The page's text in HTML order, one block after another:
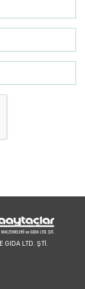
GIDA LTD. ŞTİ.